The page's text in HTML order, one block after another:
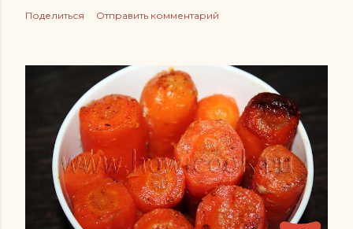
Поделиться Отправить комментарий